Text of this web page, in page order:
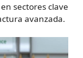
sectores clave
avanzada.